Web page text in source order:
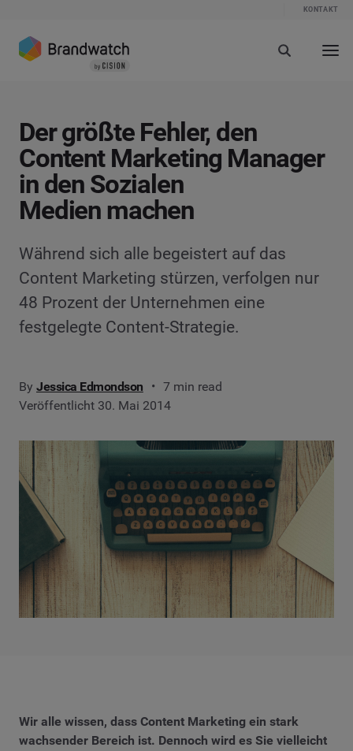
KONTAKT
Der größte Fehler, den
Content Marketing Manager
in den Sozialen
Medien machen
Während sich alle begeistert auf das
Content Marketing stürzen, verfolgen nur
48 Prozent der Unternehmen eine
festgelegte Content-Strategie.
By Jessica Edmondson
7 min read
Veröffentlicht 30. Mai 2014
Wir alle wissen, dass Content Marketing ein stark
wachsender Bereich ist. Dennoch wird es Sie vielleicht